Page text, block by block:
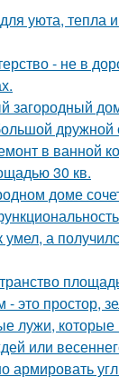
уюта, тепла
- не в
загородный
дружной
в ванной
30 кв.
доме
умел, а
это простор,
лужи, которые
или
армировать